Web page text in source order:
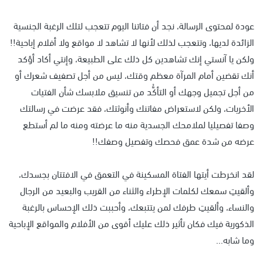
عودة لمحتوى الرسالة، نجد أن فتاتنا اليوم تتعجب لتلك الرغبة الجنسية
الزائدة لديها، وتتعجب لذلك لأنها لا تشاهد لا مواقع ولا أفلام إباحية!!
ولكن يا آنستي إنك تشاهدين كل ذلك على الطبيعة، وإنتي أكاد أؤكد
أنك تقضين أمام المرآة معظم وقتك، ليس من أجل تصفيف شعرك أو
من أجل تجميل وجهك أو التأكُّد من تنسيق ملابسك شأن الفتيات
الأخريات، ولكن لاستعراض مفاتنك وأنوثتك، فقد عرضت في رسالتك
وصفا تفصيليا لملامحك الجسدية منه ما عرضته ومنه ما لم أستطع
عرضه من شدة عمق فحصك وتفصيل وصفك!!
لقد انخرطت أيتها الفتاة المسكينة في التعمق في الافتتان بجسدك،
وألقيتِ سمعك لكلمات الإطراء والثناء من القريب والبعيد من الرجال
والنساء، وألقيتِ طرفك لمن يتتبعك، وأحببت ذلك الإحساس بالرغبة
الذكورية فيك فكان تأثير ذلك عليك أقوى من الأفلام والمواقع الإباحية
وما شابه...